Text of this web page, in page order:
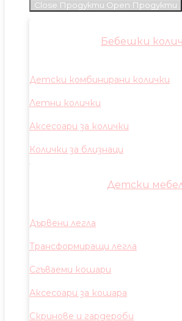
Close Продукти Open Продукти
Бебешки
Детски комбинирани колички
Летни колички
Аксесоари за колички
Колички за близнаци
Детски
Дървени легла
Трансформиращи легла
Сгъваеми кошари
Аксесоари за кошара
Скринове и гардероби